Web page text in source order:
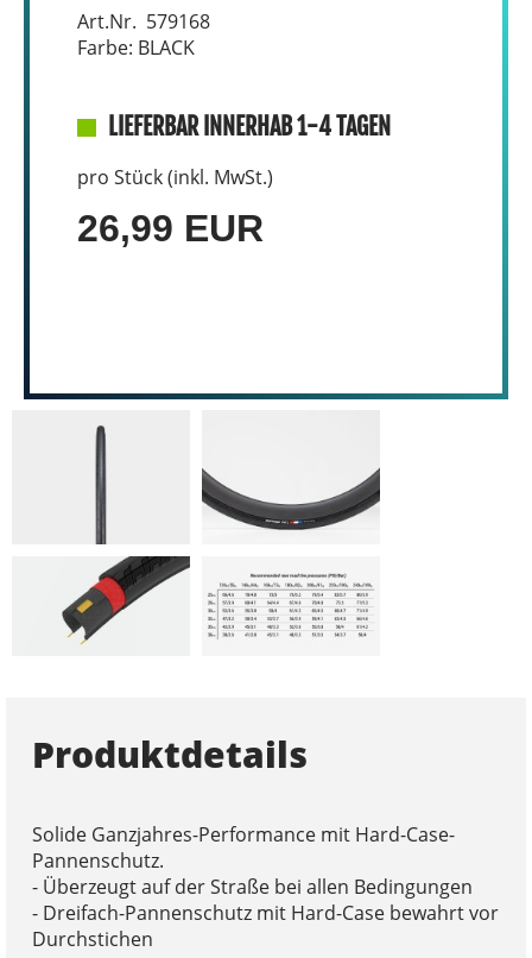
Art.Nr. 579168
Farbe: BLACK
LIEFERBAR INNERHAB 1-4 TAGEN
pro Stück (inkl. MwSt.)
26,99 EUR
Produktdetails
Solide Ganzjahres-Performance mit Hard-Case-
Pannenschutz.
- Überzeugt auf der Straße bei allen Bedingungen
- Dreifach-Pannenschutz mit Hard-Case bewahrt vor
Durchstichen